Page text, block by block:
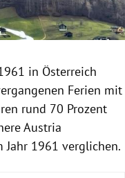
in Österreich
Ferien mit
rund 70 Prozent
Austria
Jahr 1961 verglichen.